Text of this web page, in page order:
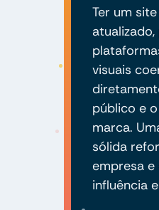
Ter um
visuais
público e
marca.
sólida
empresa
influência